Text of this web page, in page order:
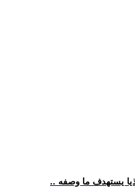
يستهدف ما وصفه